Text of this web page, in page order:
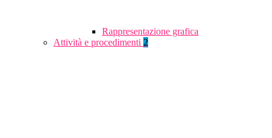
Rappresentazione grafica
Attività e procedimenti 2